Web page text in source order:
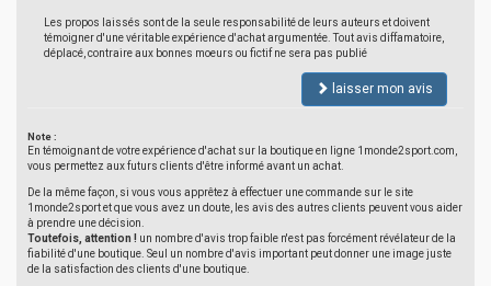
Les propos laissés sont de la seule responsabilité de leurs auteurs et doivent
témoigner d'une véritable expérience d'achat argumentée. Tout avis diffamatoire,
déplacé, contraire aux bonnes moeurs ou fictif ne sera pas publié
laisser mon avis
Note :
En témoignant de votre expérience d'achat sur la boutique en ligne 1monde2sport.com,
vous permettez aux futurs clients d'être informé avant un achat.
De la même façon, si vous vous apprêtez à effectuer une commande sur le site
1monde2sport et que vous avez un doute, les avis des autres clients peuvent vous aider
à prendre une décision.
Toutefois, attention ! un nombre d'avis trop faible n'est pas forcément révélateur de la
fiabilité d'une boutique. Seul un nombre d'avis important peut donner une image juste
de la satisfaction des clients d'une boutique.